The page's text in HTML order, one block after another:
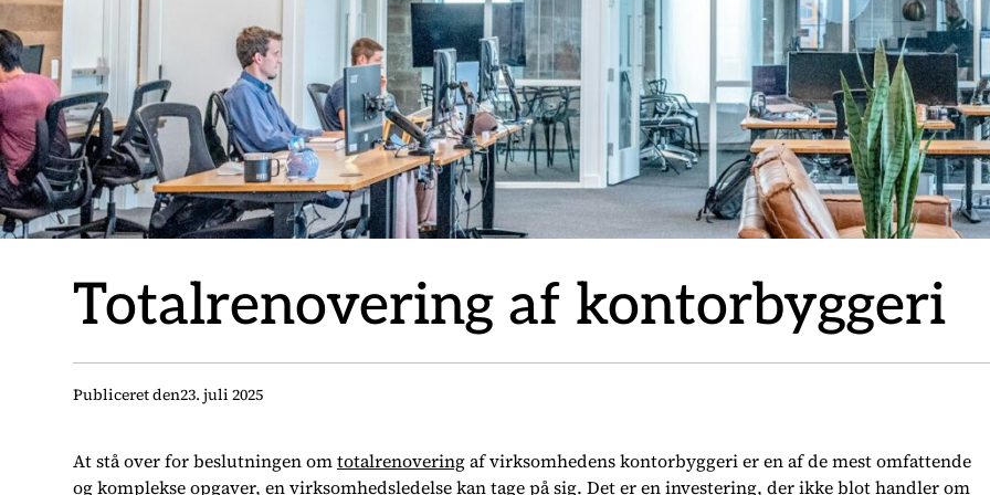
Totalrenovering af kontorbyggeri
Publiceret den23. juli 2025
At stå over for beslutningen omtotalrenoveringaf virksomhedens kontorbyggeri er en af de mest omfattende
og komplekse opgaver, en virksomhedsledelse kan tage på sig. Det er en investering, der ikke blot handler om